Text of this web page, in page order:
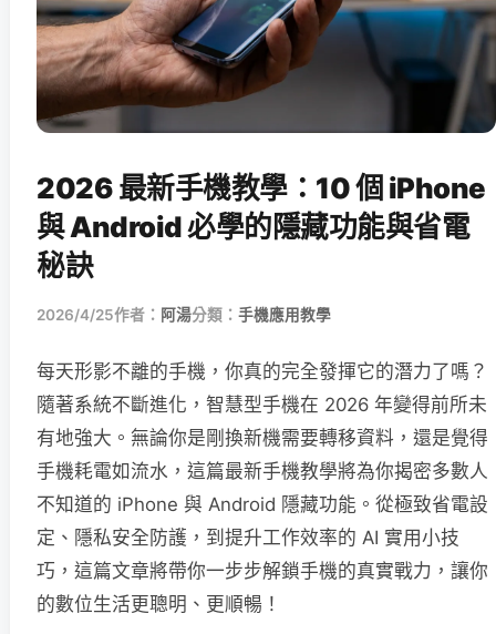
2026 最新手機教學：10 個 iPhone
與 Android 必學的隱藏功能與省電
秘訣
2026/4/25作者： 阿湯分類： 手機應用教學
每天形影不離的手機，你真的完全發揮它的潛力了嗎？
隨著系統不斷進化，智慧型手機在 2026 年變得前所未
有地強大。無論你是剛換新機需要轉移資料，還是覺得
手機耗電如流水，這篇最新手機教學將為你揭密多數人
不知道的 iPhone 與 Android 隱藏功能。從極致省電設
定、隱私安全防護，到提升工作效率的 AI 實用小技
巧，這篇文章將帶你一步步解鎖手機的真實戰力，讓你
的數位生活更聰明、更順暢！